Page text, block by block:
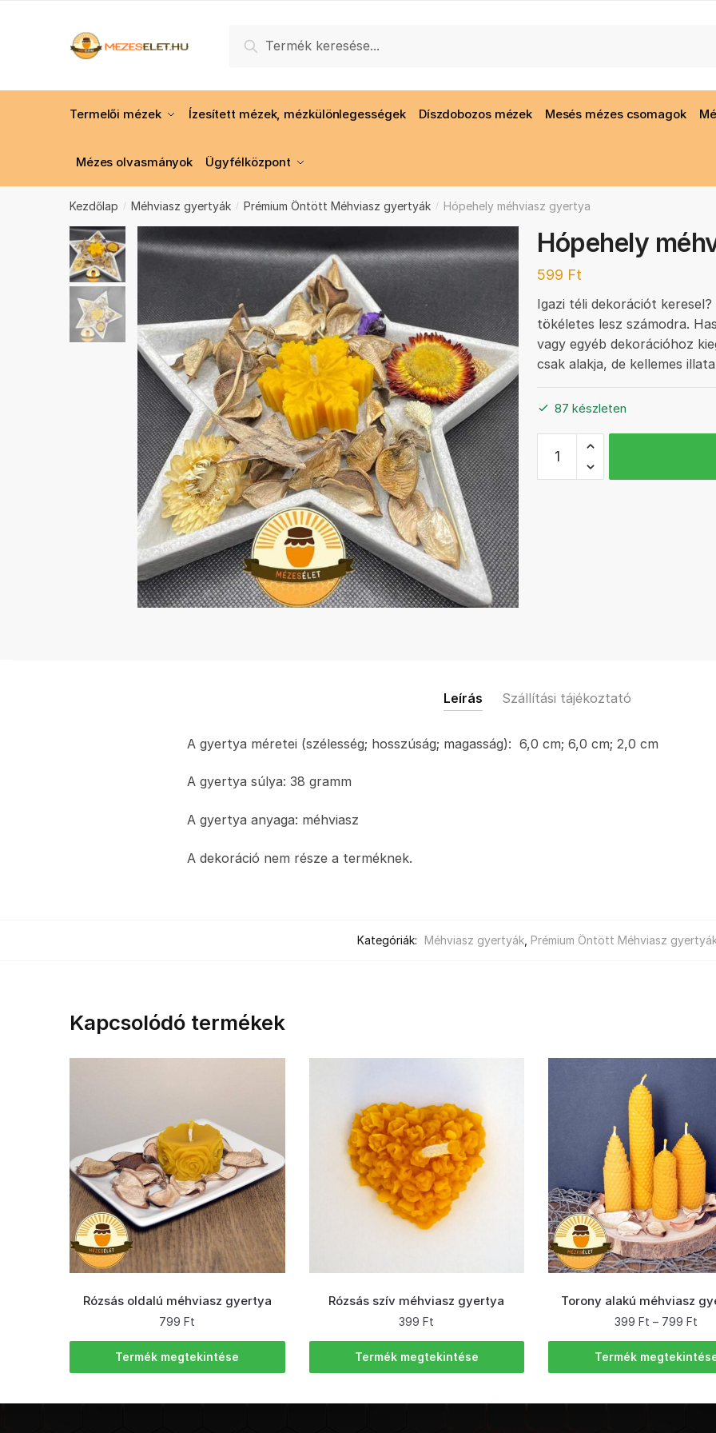
Keresés
Termelői mézek Ízesített mézek, mézkülönlegességek Díszdobozos mézek Mesés mézes csomagok
Mézes olvasmányok Ügyfélközpont
Kezdőlap / Méhviasz gyertyák / Prémium Öntött Méhviasz gyertyák / Hópehely méhviasz gyertya
Hópehely
599 Ft
Igazi téli dekorációt
tökéletes lesz számodra.
vagy egyéb dekorációhoz
csak alakja, de kellemes
87 készleten
Hópehely
méhviasz
gyertya
Leírás Szállítási tájékoztató
A gyertya méretei (szélesség; hosszúság; magasság): 6,0 cm; 6,0 cm; 2,0 cm
A gyertya súlya: 38 gramm
A gyertya anyaga: méhviasz
A dekoráció nem része a terméknek.
Kategóriák: Méhviasz gyertyák, Prémium Öntött Méhviasz
Kapcsolódó termékek
Rózsás oldalú méhviasz gyertya
799Ft
Termék megtekintése
Rózsás szív méhviasz gyertya
399Ft
Termék megtekintése
Torony alakú méhviasz
399Ft – 799Ft
Termék